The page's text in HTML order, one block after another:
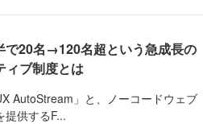
で20名→120名超という急成長の
ィブ制度とは
AutoStream」と、ノーコードウェブ
提供するF...